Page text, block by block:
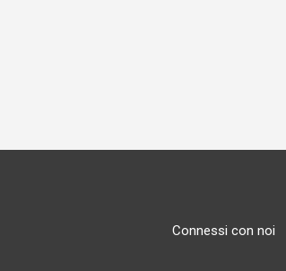
Connessi con noi